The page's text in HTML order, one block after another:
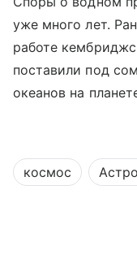
уже много лет.
работе
поставили под
океанов на
космос